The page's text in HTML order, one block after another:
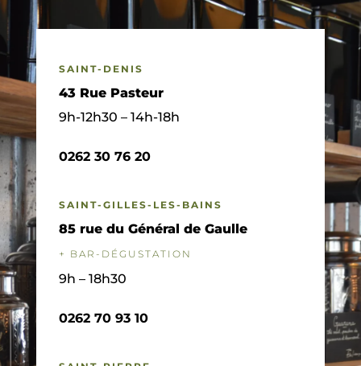
SAINT-DENIS
43 Rue Pasteur
9h-12h30 – 14h-18h
0262 30 76 20
SAINT-GILLES-LES-BAINS
85 rue du Général de Gaulle
+ BAR-DÉGUSTATION
9h – 18h30
0262 70 93 10